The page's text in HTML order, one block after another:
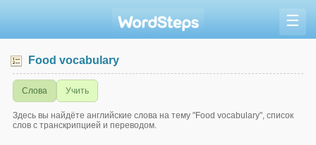
☰
Food vocabulary
Слова Учить
Здесь вы найдёте английские слова на тему "Food vocabulary", список
слов с транскрипцией и переводом.